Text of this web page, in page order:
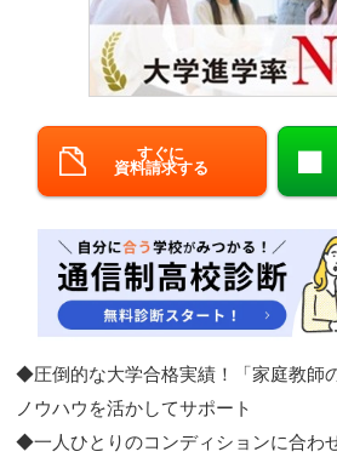
中国
九州
閉じる
すぐに
資料請求する
◆圧倒的な大学合格実績！「家庭教師
ノウハウを活かしてサポート​
◆一人ひとりのコンディションに合わ